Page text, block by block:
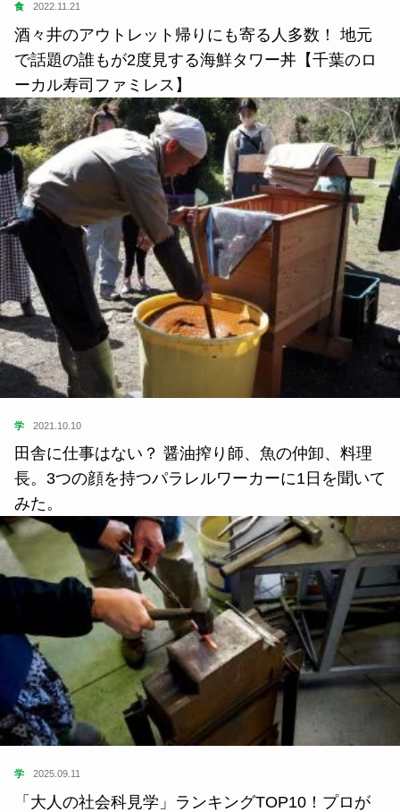
食 2022.11.21
酒々井のアウトレット帰りにも寄る人多数！ 地元
で話題の誰もが2度見する海鮮タワー丼【千葉のロ
ーカル寿司ファミレス】
学 2021.10.10
田舎に仕事はない？ 醤油搾り師、魚の仲卸、料理
長。3つの顔を持つパラレルワーカーに1日を聞いて
みた。
学 2025.09.11
「大人の社会科見学」ランキングTOP10！プロが